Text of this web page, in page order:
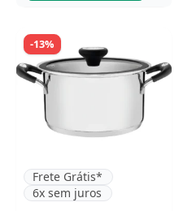
-13%
Frete Grátis*
6x sem juros